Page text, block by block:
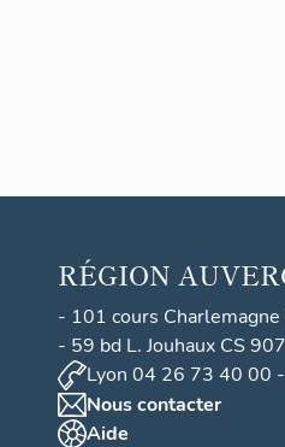
RÉGION
- 101 cours
- 59 bd L. Jouhaux CS
Lyon 04 26 73 40 00
Nous contacter
Aide